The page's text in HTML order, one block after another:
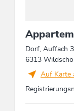
Alle
% der
Dorf, Auffach
6313
Auf Karte